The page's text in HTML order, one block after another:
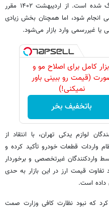
تولید، عرصه برای تولیدکنندگان واقعی تنگ شده است. از اردیبهشت ۱۴۰۲ مقرر
انجام شود، اما همچنان بخش زیادی
یا غیررسمی وارد بازار می‌شود.
کامل برای اصلاح مو و
(قیمت رو ببینی باور
نمیکنی!)
باتخفیف بخر
لوازم یدکی تهران، با انتقاد از
واردات قطعات خودرو تأکید کرده و
واردکنندگان غیرتخصصی و برخوردار
قیمت ارز در این بازار به حدی
داده است.
کرد که نبود نظارت کافی وزارت صمت